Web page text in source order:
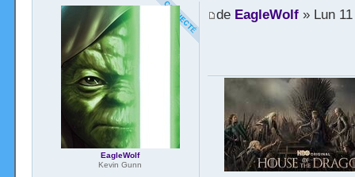
de EagleWolf» Lun 11
EagleWolf
Kevin Gunn